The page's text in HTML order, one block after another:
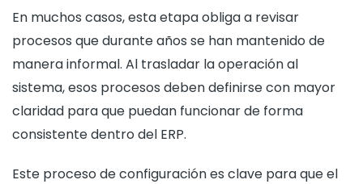
En muchos casos, esta etapa obliga a revisar
procesos que durante años se han mantenido de
manera informal. Al trasladar la operación al
sistema, esos procesos deben definirse con mayor
claridad para que puedan funcionar de forma
consistente dentro del ERP.
Este proceso de configuración es clave para que el